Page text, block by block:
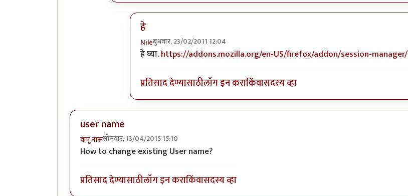
हे
Nileबुधवार, 23/02/2011 12:04
In reply toलिंक द्याल का प्लिज ? वापरुनbyनरेशकुमार
हे घ्या.https://addons.mozilla.org/en-US/firefox/addon/session-manager/
प्रतिसाद देण्यासाठीलॉग इन कराकिंवासदस्य व्हा
user name
बापू नारूसोमवार, 13/04/2015 15:10
How to change existing User name?
प्रतिसाद देण्यासाठीलॉग इन कराकिंवासदस्य व्हा